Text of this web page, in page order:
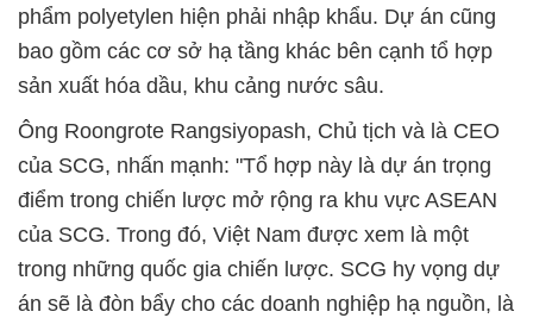
phẩm polyetylen hiện phải nhập khẩu. Dự án cũng
bao gồm các cơ sở hạ tầng khác bên cạnh tổ hợp
sản xuất hóa dầu, khu cảng nước sâu.
Ông Roongrote Rangsiyopash, Chủ tịch và là CEO
của SCG, nhấn mạnh: "Tổ hợp này là dự án trọng
điểm trong chiến lược mở rộng ra khu vực ASEAN
của SCG. Trong đó, Việt Nam được xem là một
trong những quốc gia chiến lược. SCG hy vọng dự
án sẽ là đòn bẩy cho các doanh nghiệp hạ nguồn, là